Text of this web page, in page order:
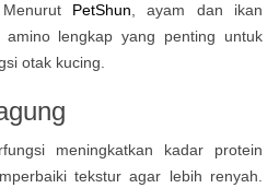
PetShun , ayam dan ikan
amino lengkap yang penting untuk
otak kucing.
meningkatkan kadar protein
tekstur agar lebih renyah.